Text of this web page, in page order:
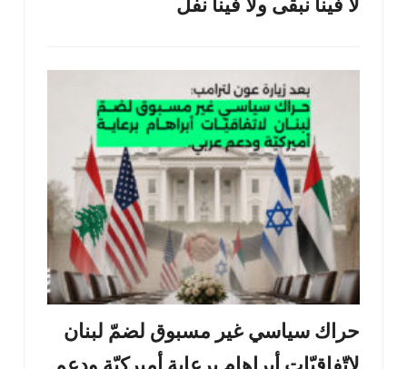
لا فينا نبقى ولا فينا نفلّ
حراك سياسي غير مسبوق لضمّ لبنان